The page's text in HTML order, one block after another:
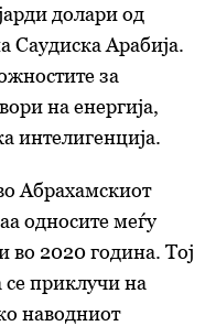
долари од
Саудиска Арабија.
за
на енергија,
интелигенција.
Абрахамскиот
односите меѓу
во 2020 година. Тој
приклучи на
наводниот